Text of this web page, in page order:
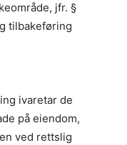
jfr. §
tilbakeføring
ivaretar de
på eiendom,
ved rettslig